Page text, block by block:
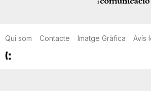
Qui som Contacte Imatge Gràfica Avís